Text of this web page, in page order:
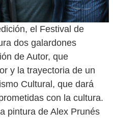
el Festival de
dos galardones
de Autor, que
y la trayectoria de un
Cultural, que dará
con la cultura.
pintura de Alex Prunés